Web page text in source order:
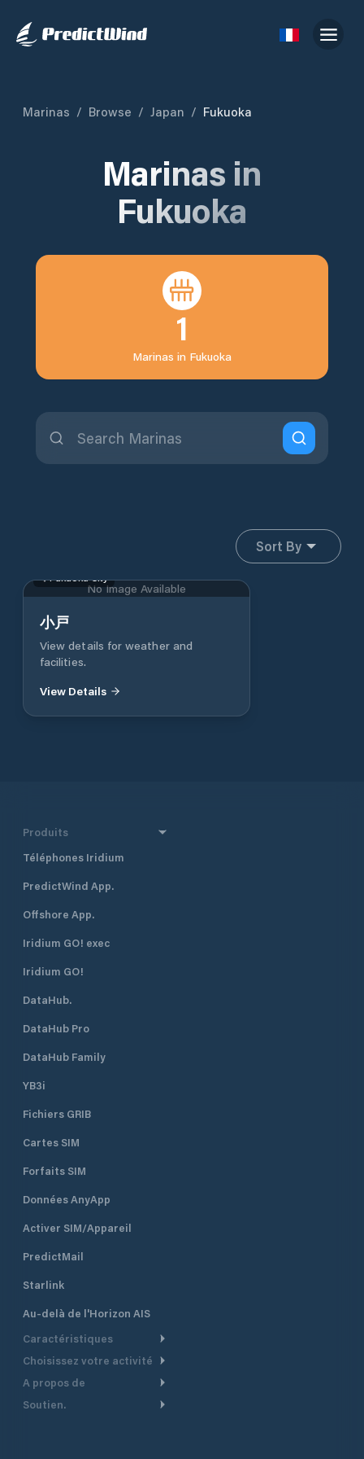
Marinas / Browse / Japan / Fukuoka
Marinas in
Fukuoka
1
Marinas in Fukuoka
Sort By
No Image Available
Fukuoka City
小戸
View details for weather and
facilities.
View Details
Produits
Téléphones Iridium
PredictWind App.
Offshore App.
Iridium GO! exec
Iridium GO!
DataHub.
DataHub Pro
DataHub Family
YB3i
Fichiers GRIB
Cartes SIM
Forfaits SIM
Données AnyApp
Activer SIM/Appareil
PredictMail
Starlink
Au-delà de l'Horizon AIS
Caractéristiques
Routage Météo
Routage bateau à moteur
Choisissez votre activité
Croisière
A propos de
Aperçu
Soutien.